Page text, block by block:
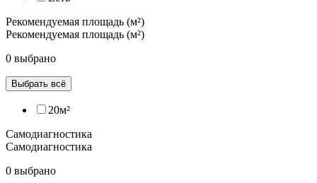
Рекомендуемая площадь (м²)
Рекомендуемая площадь (м²)
0 выбрано
Выбрать всё
20м²
Самодиагностика
Самодиагностика
0 выбрано